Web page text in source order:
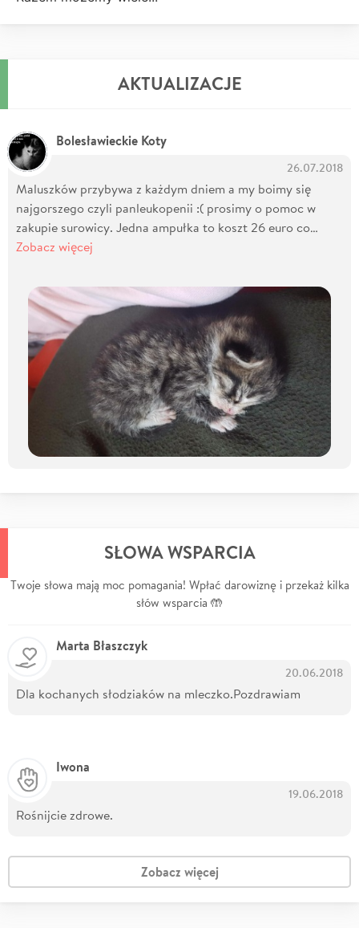
AKTUALIZACJE
Bolesławieckie Koty
26.07.2018
Maluszków przybywa z każdym dniem a my boimy się
najgorszego czyli panleukopenii :( prosimy o pomoc w
zakupie surowicy. Jedna ampułka to koszt 26 euro co…
Zobacz więcej
SŁOWA WSPARCIA
Twoje słowa mają moc pomagania! Wpłać darowiznę i przekaż kilka
słów wsparcia 🤲
Marta Błaszczyk
20.06.2018
Dla kochanych słodziaków na mleczko.Pozdrawiam
Iwona
19.06.2018
Rośnijcie zdrowe.
Zobacz więcej